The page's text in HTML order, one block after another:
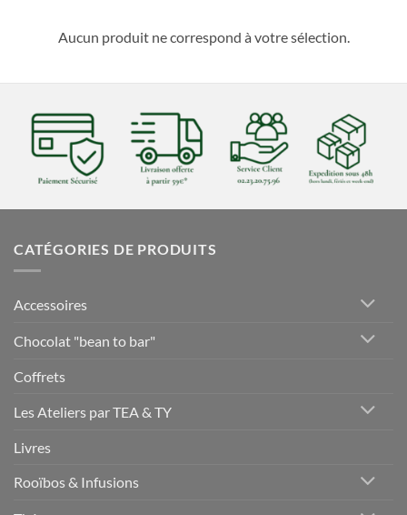
Aucun produit ne correspond à votre sélection.
CATÉGORIES DE PRODUITS
Accessoires
Chocolat "bean to bar"
Coffrets
Les Ateliers par TEA & TY
Livres
Rooïbos & Infusions